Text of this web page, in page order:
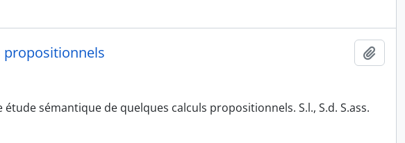
propositionnels
sémantique de quelques calculs propositionnels. S.l., S.d. S.ass.